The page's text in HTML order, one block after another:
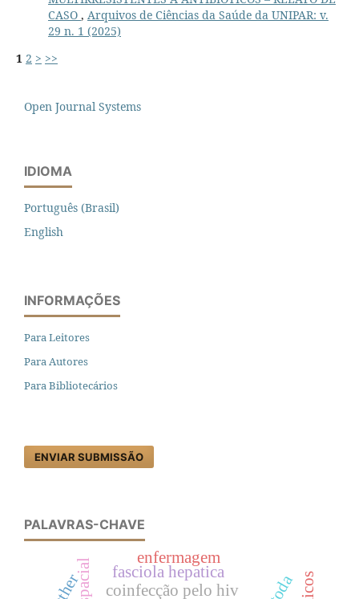
CASO , Arquivos de Ciências da Saúde da UNIPAR: v.
29 n. 1 (2025)
1 2 > >>
Open Journal Systems
IDIOMA
Português (Brasil)
English
INFORMAÇÕES
Para Leitores
Para Autores
Para Bibliotecários
ENVIAR SUBMISSÃO
PALAVRAS-CHAVE
coinfecção pelo hiv
fasciola hepatica
enfermagem